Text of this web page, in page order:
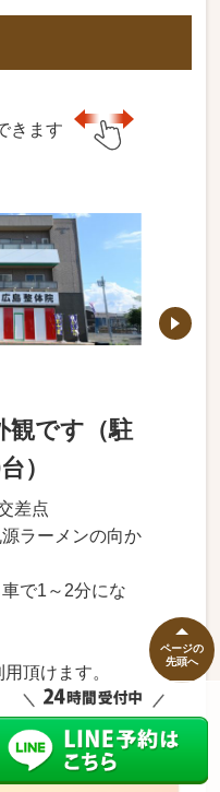
きます
観です（駐
）
差点
ラーメンの向か
で1～2分にな
頂けます。
ページの
先頭へ